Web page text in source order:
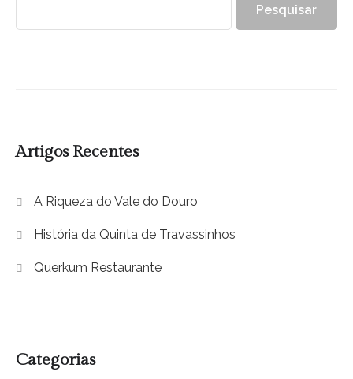
Pesquisar
Artigos Recentes
A Riqueza do Vale do Douro
História da Quinta de Travassinhos
Querkum Restaurante
Categorias